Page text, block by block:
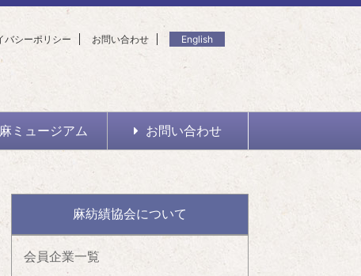
バシーポリシー お問い合わせ English
麻ミュージアム お問い合わせ
麻紡績協会について
会員企業一覧